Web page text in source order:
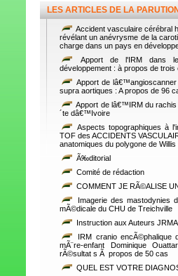
LES ARTICLES DE LA
Accident vasculaire cérébral
révélant un anévrysme de la
charge dans un pays en
Apport de l'IRM dans le
développement : à propos de
Apport de
supra aortiques : A propos de 96
Apport de lâ€™IRM du
´te dâ€™Ivoire
Aspects topographiques à
TOF des ACCIDENTS
anatomiques du polygone de
Ã‰ditorial
Comité de rédaction
COMMENT JE RÃ©ALISE
Imagerie des mastodynies
mÃ©dicale du CHU de Treichville
Instruction aux Auteurs JRMA
IRM cranio
mÃ¨re-enfant Dominique
rÃ©sultat s Ã propos de 50 cas
QUEL EST VOTRE